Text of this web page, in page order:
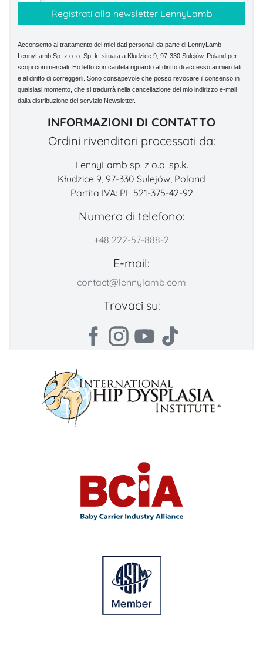
Acconsento al trattamento dei miei dati personali da parte di LennyLamb
LennyLamb Sp. z o. o. Sp. k. situata a Kłudzice 9, 97-330 Sulejów, Poland per
scopi commerciali. Ho letto con cautela riguardo al diritto di accesso ai miei dati
e al diritto di correggerli. Sono consapevole che posso revocare il consenso in
qualsiasi momento, che si tradurrà nella cancellazione del mio indirizzo e-mail
dalla distribuzione del servizio Newsletter.
INFORMAZIONI DI CONTATTO
Ordini rivenditori processati da:
LennyLamb sp. z o.o. sp.k.
Kłudzice 9, 97-330 Sulejów, Poland
Partita IVA: PL 521-375-42-92
Numero di telefono:
+48 222-57-888-2
E-mail:
contact@lennylamb.com
Trovaci su: